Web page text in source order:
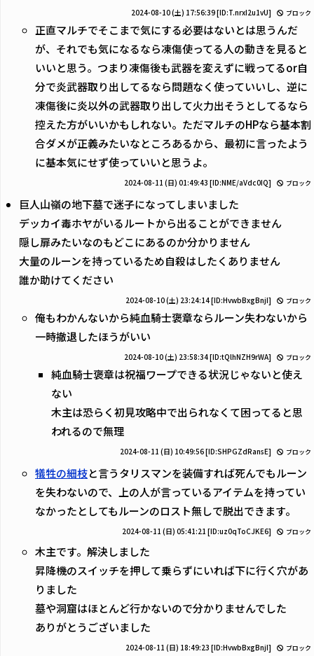
2024-08-10 (土) 17:56:39[ID:T.nrxI2u1vU] ブロック
正直マルチでそこまで気にする必要はないとは思うんだ
が、それでも気になるなら凍傷使ってる人の動きを見ると
いいと思う。つまり凍傷後も武器を変えずに戦ってるor自
分で炎武器取り出してるなら問題なく使っていいし、逆に
凍傷後に炎以外の武器取り出して火力出そうとしてるなら
控えた方がいいかもしれない。ただマルチのHPなら基本割
合ダメが正義みたいなところあるから、最初に言ったよう
に基本気にせず使っていいと思うよ。
2024-08-11 (日) 01:49:43 [ID:NME/aVdc0IQ] ブロック
巨人山嶺の地下墓で迷子になってしまいました
デッカイ毒ホヤがいるルートから出ることができません
隠し扉みたいなのもどこにあるのか分かりません
大量のルーンを持っているため自殺はしたくありません
誰か助けてください
2024-08-10 (土) 23:24:14[ID:HvwbBxgBnjI] ブロック
俺もわかんないから純血騎士褒章ならルーン失わないから
一時撤退したほうがいい
2024-08-10 (土) 23:58:34[ID:tQlhNZH9rWA] ブロック
純血騎士褒章は祝福ワープできる状況じゃないと使え
ない
木主は恐らく初見攻略中で出られなくて困ってると思
われるので無理
2024-08-11 (日) 10:49:56[ID:SHPGZdRansE] ブロック
犠牲の細枝と言うタリスマンを装備すれば死んでもルーン
を失わないので、上の人が言っているアイテムを持ってい
なかったとしてもルーンのロスト無しで脱出できます。
2024-08-11 (日) 05:41:21 [ID:uz0qToCJKE6] ブロック
木主です。解決しました
昇降機のスイッチを押して乗らずにいれば下に行く穴があ
りました
墓や洞窟はほとんど行かないので分かりませんでした
ありがとうございました
2024-08-11 (日) 18:49:23 [ID:HvwbBxgBnjI] ブロック